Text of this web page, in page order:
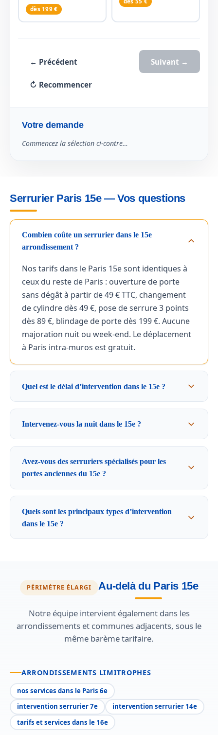
dès 199 €
← Précédent Suivant →
↻ Recommencer
Votre demande
Commencez la sélection ci-contre…
Serrurier Paris 15e — Vos questions
Combien coûte un serrurier dans le 15e
arrondissement ?
Nos tarifs dans le Paris 15e sont identiques à
ceux du reste de Paris : ouverture de porte
sans dégât à partir de 49 € TTC, changement
de cylindre dès 49 €, pose de serrure 3 points
dès 89 €, blindage de porte dès 199 €. Aucune
majoration nuit ou week-end. Le déplacement
à Paris intra-muros est gratuit.
Quel est le délai d’intervention dans le 15e ?
Intervenez-vous la nuit dans le 15e ?
Avez-vous des serruriers spécialisés pour les
portes anciennes du 15e ?
Quels sont les principaux types d’intervention
dans le 15e ?
PÉRIMÈTRE ÉLARGI Au-delà du Paris 15e
Notre équipe intervient également dans les
arrondissements et communes adjacents, sous le
même barème tarifaire.
ARRONDISSEMENTS LIMITROPHES
nos services dans le Paris 6e
intervention serrurier 7e
intervention serrurier 14e
tarifs et services dans le 16e